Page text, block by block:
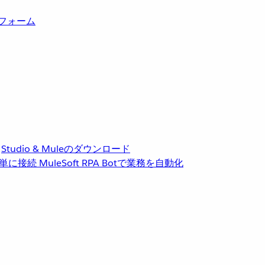
ォーム
Studio & Muleのダウンロード
に接続 MuleSoft RPA Botで業務を自動化